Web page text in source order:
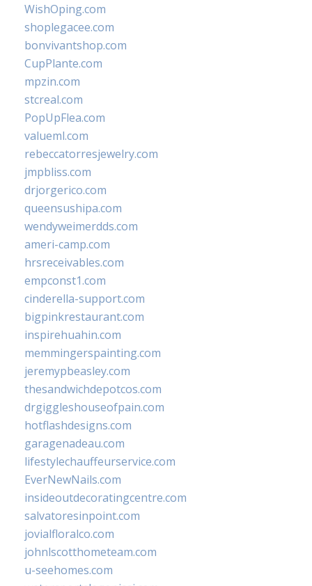
WishOping.com
shoplegacee.com
bonvivantshop.com
CupPlante.com
mpzin.com
stcreal.com
PopUpFlea.com
valueml.com
rebeccatorresjewelry.com
jmpbliss.com
drjorgerico.com
queensushipa.com
wendyweimerdds.com
ameri-camp.com
hrsreceivables.com
empconst1.com
cinderella-support.com
bigpinkrestaurant.com
inspirehuahin.com
memmingerspainting.com
jeremypbeasley.com
thesandwichdepotcos.com
drgiggleshouseofpain.com
hotflashdesigns.com
garagenadeau.com
lifestylechauffeurservice.com
EverNewNails.com
insideoutdecoratingcentre.com
salvatoresinpoint.com
jovialfloralco.com
johnlscotthometeam.com
u-seehomes.com